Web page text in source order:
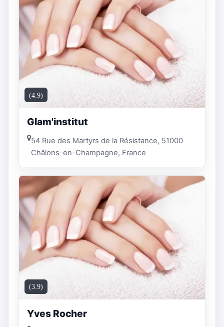
(4.9)
Glam'institut
54 Rue des Martyrs de la Résistance, 51000
Châlons-en-Champagne, France
(3.9)
Yves Rocher